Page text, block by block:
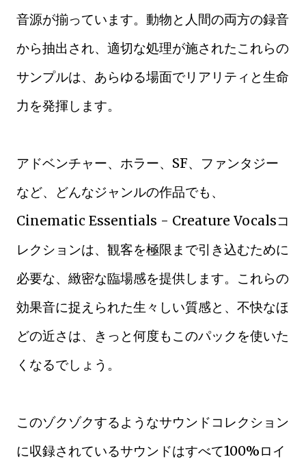
音源が揃っています。動物と人間の両方の録音
から抽出され、適切な処理が施されたこれらの
サンプルは、あらゆる場面でリアリティと生命
力を発揮します。
アドベンチャー、ホラー、SF、ファンタジー
など、どんなジャンルの作品でも、
Cinematic Essentials - Creature Vocalsコ
レクションは、観客を極限まで引き込むために
必要な、緻密な臨場感を提供します。これらの
効果音に捉えられた生々しい質感と、不快なほ
どの近さは、きっと何度もこのパックを使いた
くなるでしょう。
このゾクゾクするようなサウンドコレクション
に収録されているサウンドはすべて100%ロイ